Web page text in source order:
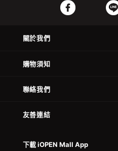
關於我們
購物須知
聯絡我們
友善連結
下載 iOPEN Mall App